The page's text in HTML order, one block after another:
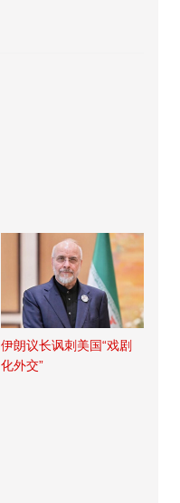
伊朗议长讽刺美国“戏剧
化外交”